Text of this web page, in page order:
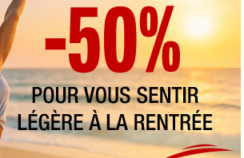
alicament
: Arnaud Censier
samedi 28 avril 2018
donnant la définition d’un aliment
on s’aperçoit déjà que ce n’est pas
lui-même qui est important mais
nutriments qu’il contient. Sa
consommation doit être à considérer
dans un ensemble. Passons ces aliments